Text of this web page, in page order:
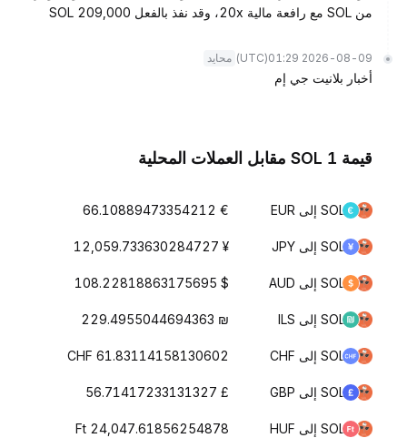
من SOL مع رافعة مالية 20x، وقد نفذ بالفعل 209,000 SOL
2026-08-09 01:29
(UTC) محايد
أخبار بلانيت جي إم
قيمة 1 SOL مقابل العملات المحلية
SOL إلى EUR € 66.10889473354212
SOL إلى JPY ¥ 12,059.733630284727
SOL إلى AUD $ 108.22818863175695
SOL إلى ILS ₪ 229.4955044694363
SOL إلى CHF CHF 61.83114158130602
SOL إلى GBP £ 56.71417233131327
SOL إلى HUF Ft 24,047.61856254878